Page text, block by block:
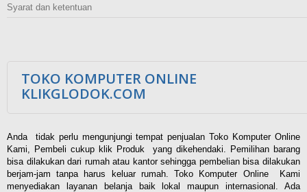
Syarat dan ketentuan
TOKO KOMPUTER ONLINE
KLIKGLODOK.COM
Anda tidak perlu mengunjungi tempat penjualan Toko Komputer Online
Kami, Pembeli cukup klik Produk yang dikehendaki. Pemilihan barang
bisa dilakukan dari rumah atau kantor sehingga pembelian bisa dilakukan
berjam-jam tanpa harus keluar rumah. Toko Komputer Online Kami
menyediakan layanan belanja baik lokal maupun internasional. Ada